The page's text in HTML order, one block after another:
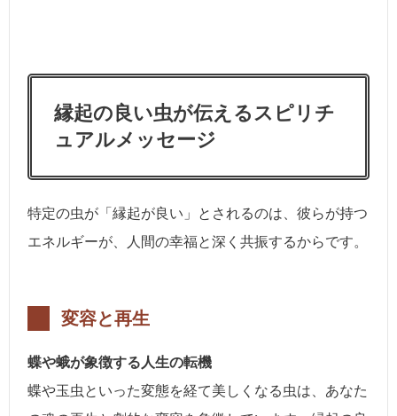
縁起の良い虫が伝えるスピリチ
ュアルメッセージ
特定の虫が「縁起が良い」とされるのは、彼らが持つ
エネルギーが、人間の幸福と深く共振するからです。
変容と再生
蝶や蛾が象徴する人生の転機
蝶や玉虫といった変態を経て美しくなる虫は、あなた